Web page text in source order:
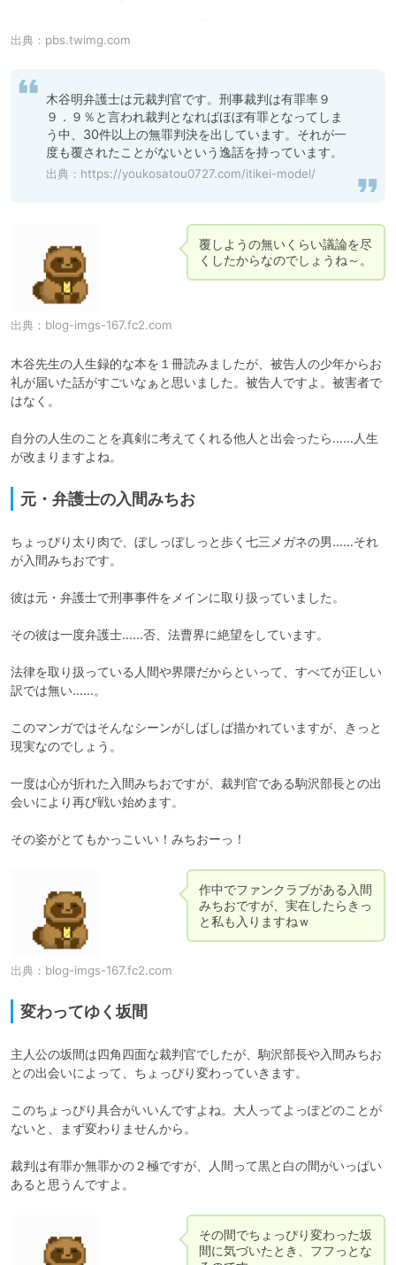
出典： pbs.twimg.com
木谷明弁護士は元裁判官です。刑事裁判は有罪率９
９．９％と言われ裁判となればほぼ有罪となってしま
う中、30件以上の無罪判決を出しています。それが一
度も覆されたことがないという逸話を持っています。
出典： https://youkosatou0727.com/itikei-model/
出典： blog-imgs-167.fc2.com
覆しようの無いくらい議論を尽
くしたからなのでしょうね～。
木谷先生の人生録的な本を１冊読みましたが、被告人の少年からお
礼が届いた話がすごいなぁと思いました。被告人ですよ。被害者で
はなく。
自分の人生のことを真剣に考えてくれる他人と出会ったら……人生
が改まりますよね。
元・弁護士の入間みちお
ちょっぴり太り肉で、ぼしっぼしっと歩く七三メガネの男……それ
が入間みちおです。
彼は元・弁護士で刑事事件をメインに取り扱っていました。
その彼は一度弁護士……否、法曹界に絶望をしています。
法律を取り扱っている人間や界隈だからといって、すべてが正しい
訳では無い……。
このマンガではそんなシーンがしばしば描かれていますが、きっと
現実なのでしょう。
一度は心が折れた入間みちおですが、裁判官である駒沢部長との出
会いにより再び戦い始めます。
その姿がとてもかっこいい！みちおーっ！
出典： blog-imgs-167.fc2.com
作中でファンクラブがある入間
みちおですが、実在したらきっ
と私も入りますねｗ
変わってゆく坂間
主人公の坂間は四角四面な裁判官でしたが、駒沢部長や入間みちお
との出会いによって、ちょっぴり変わっていきます。
このちょっぴり具合がいいんですよね。大人ってよっぽどのことが
ないと、まず変わりませんから。
裁判は有罪か無罪かの２極ですが、人間って黒と白の間がいっぱい
あると思うんですよ。
その間でちょっぴり変わった坂
間に気づいたとき、フフっとな